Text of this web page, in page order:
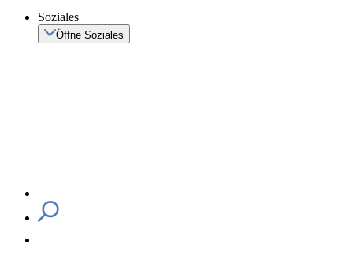
Soziales
Öffne Soziales